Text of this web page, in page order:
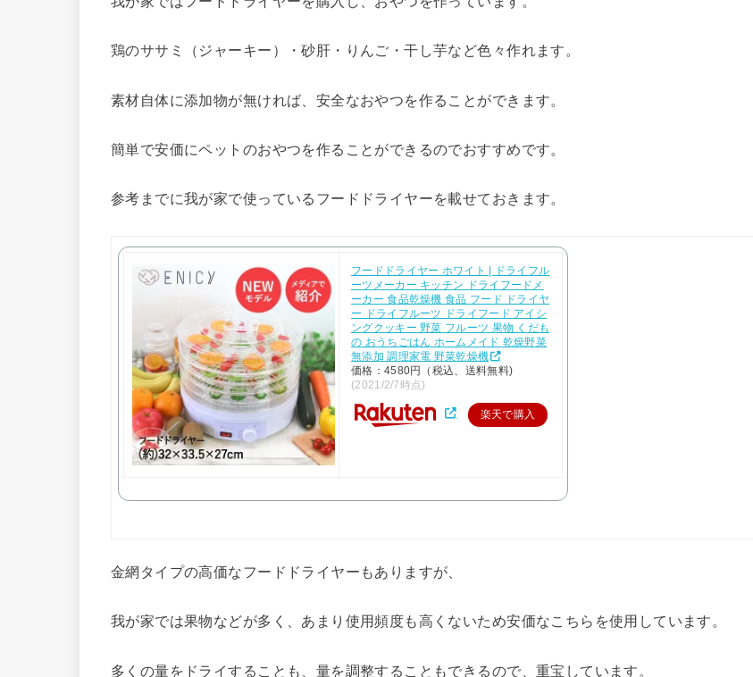
鶏のササミ（ジャーキー）・砂肝・りんご・干し芋など色々作れます。
素材自体に添加物が無ければ、安全なおやつを作ることができます。
簡単で安価にペットのおやつを作ることができるのでおすすめです。
参考までに我が家で使っているフードドライヤーを載せておきます。
フードドライヤー ホワイト | ドライフル
ーツメーカー キッチン ドライフードメ
ーカー 食品乾燥機 食品 フード ドライヤ
ー ドライフルーツ ドライフード アイシ
ングクッキー 野菜 フルーツ 果物 くだも
の おうちごはん ホームメイド 乾燥野菜
無添加 調理家電 野菜乾燥機
価格：4580円（税込、送料無料)
(2021/2/7時点)
楽天で購入
金網タイプの高価なフードドライヤーもありますが、
我が家では果物などが多く、あまり使用頻度も高くないため安価なこちらを使用しています。
多くの量をドライすることも、量を調整することもできるので、重宝しています。